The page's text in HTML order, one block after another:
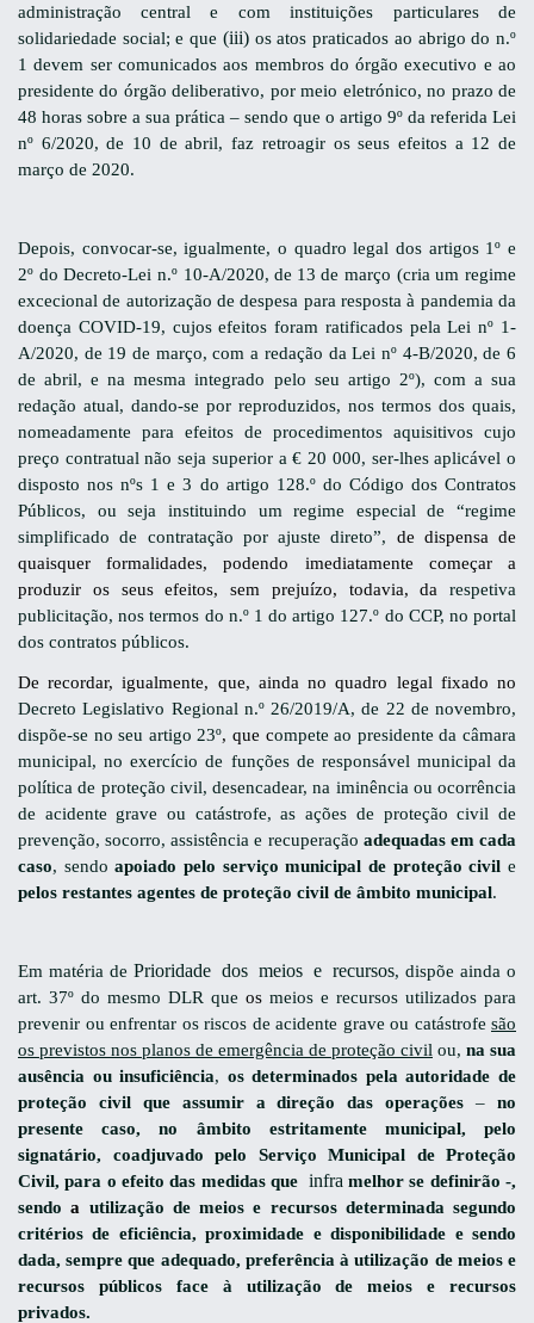
administração
central e com instituições particulares de
solidariedade social; e que (iii)os atos praticados ao abrigo do n.º
1 devem ser comunicados aos membros do órgão executivo e ao
presidente do órgão deliberativo, por meio eletrónico, no prazo de
48 horas sobre a sua prática – sendo que o artigo 9º da referida Lei
nº 6/2020, de 10 de abril, faz retroagir os seus efeitos a 12 de
março de 2020.
Depois, convocar-se, igualmente, o quadro legal dos artigos 1º e
2º doDecreto-Lei n.º 10-A/2020, de 13 de março (cria um regime
excecional de autorização de despesa para resposta à pandemia da
doença COVID-19, cujos efeitos foram ratificados pela Lei nº 1-
A/2020, de 19 de março, com a redação da Lei nº 4-B/2020, de 6
de abril, e na mesma integrado pelo seu artigo 2º), com a sua
redação atual, dando-se por reproduzidos, nos termos dos quais,
nomeadamente para efeitos de procedimentos aquisitivos cujo
preço contratual não seja superior a € 20 000, ser-lhes aplicável o
disposto nos nºs 1 e 3 do artigo 128.º do Código dos Contratos
Públicos, ou seja instituindo um regime especial de “regime
simplificado de contratação por ajuste direto”, de dispensa de
quaisquer formalidades, podendo imediatamente começar a
produzir os seus efeitos, sem prejuízo, todavia, da respetiva
publicitação, nos termos do n.º 1 do artigo 127.º do CCP, no portal
dos contratos públicos.
De recordar, igualmente, que, ainda no quadro legal fixado no
Decreto Legislativo Regional n.º 26/2019/A, de 22 de novembro,
dispõe-se no seu artigo 23º, que compete ao presidente da câmara
municipal, no exercício de funções de responsável municipal da
política de proteção civil, desencadear, na iminência ou ocorrência
de acidente grave ou catástrofe, as ações de proteção civil de
prevenção, socorro, assistência e recuperação adequadas em cada
caso, sendoapoiado pelo serviço municipal de proteção civil e
pelos restantes agentes de proteção civil de âmbito municipal.
Em matéria de Prioridade dos meios e recursos, dispõe ainda o
art. 37º do mesmo DLR que os meios e recursos utilizados para
prevenir ou enfrentar os riscos de acidente grave ou catástrofe são
os previstos nos planos de emergência de proteção civil ou, na sua
ausência ou insuficiência, os determinados pela autoridade de
proteção civil que assumir a direção das operações –no
presente caso, no âmbito estritamente municipal, pelo
signatário, coadjuvado pelo Serviço Municipal de Proteção
Civil, para o efeito das medidas que infra melhor se definirão -,
sendo a utilização de meios e recursos determinada segundo
critérios de eficiência, proximidade e disponibilidade e sendo
dada, sempre que adequado, preferência à utilização de meios e
recursos públicos face à utilização de meios e recursos
privados.